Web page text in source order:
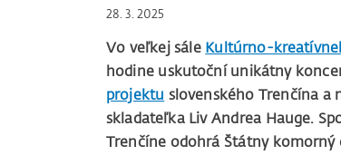
28. 3. 2025
Vo veľkej sále Kultúrno-
hodine uskutoční unikátny
projektu slovenského Trenčína a
skladateľka Liv Andrea Hauge.
Trenčíne odohrá Štátny